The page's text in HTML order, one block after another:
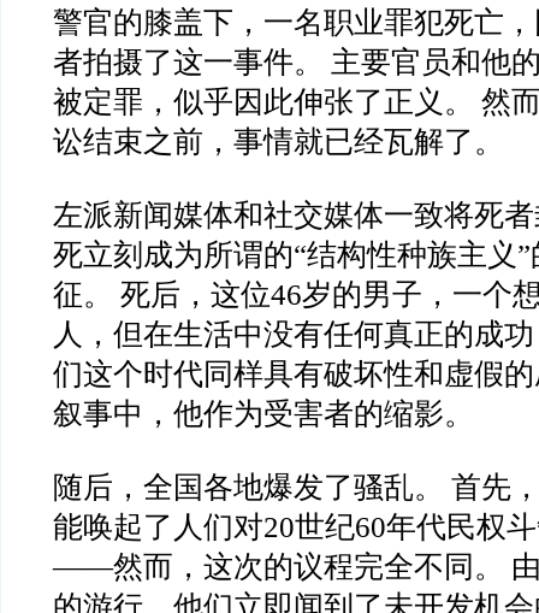
警官的膝盖下，一名职业罪犯死亡
者拍摄了这一事件。 主要官员和他
被定罪，似乎因此伸张了正义。 然
讼结束之前，事情就已经瓦解了。
左派新闻媒体和社交媒体一致将死
死立刻成为所谓的“结构性种族主义
征。 死后，这位46岁的男子，一个
人，但在生活中没有任何真正的成
们这个时代同样具有破坏性和虚假
叙事中，他作为受害者的缩影。
随后，全国各地爆发了骚乱。 首先
能唤起了人们对20世纪60年代民权
——然而，这次的议程完全不同。
的游行，他们立即闻到了未开发机